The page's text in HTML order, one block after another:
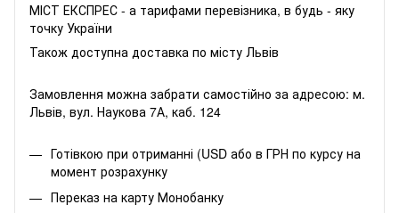
МІСТ ЕКСПРЕС - а тарифами перевізника, в будь - яку
точку України
Також доступна доставка по місту Львів
Замовлення можна забрати самостійно за адресою: м.
Львів, вул. Наукова 7А, каб. 124
Готівкою при отриманні (USD або в ГРН по курсу на
момент розрахунку
Переказ на карту Монобанку